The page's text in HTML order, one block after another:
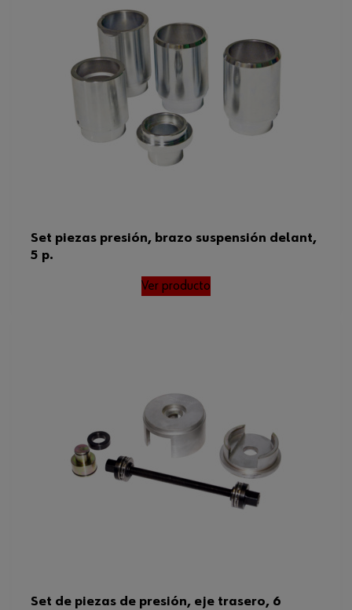
Set piezas presión, brazo suspensión delant,
5 p.
Ver producto
Set de piezas de presión, eje trasero, 6